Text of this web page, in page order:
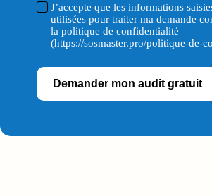
J’accepte que les informations
utilisées pour traiter ma demande
la politique de confidentialité
(https://sosmaster.pro/politique-de-
Demander mon audit gratuit